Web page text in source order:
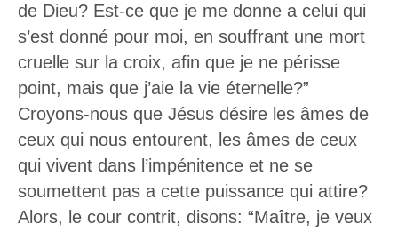
de Dieu? Est-ce que je me donne a celui qui
s’est donné pour moi, en souffrant une mort
cruelle sur la croix, afin que je ne périsse
point, mais que j’aie la vie éternelle?”
Croyons-nous que Jésus désire les âmes de
ceux qui nous entourent, les âmes de ceux
qui vivent dans l’impénitence et ne se
soumettent pas a cette puissance qui attire?
Alors, le cour contrit, disons: “Maître, je veux